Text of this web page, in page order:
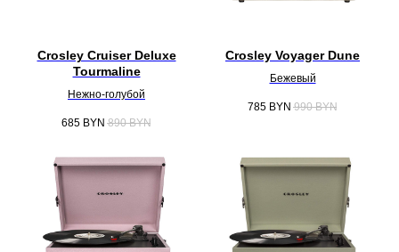
Crosley Cruiser Deluxe
Tourmaline
Нежно-голубой
685 BYN 890 BYN
Crosley Voyager Dune
Бежевый
785 BYN 990 BYN